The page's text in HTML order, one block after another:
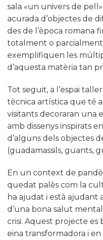
sala «un univers de
acurada d’objectes de
des de l’època romana
totalment o
exemplifiquen les
d’aquesta matèria tan
Tot seguit, a l’espai
tècnica artística que té
visitants decoraran una
amb dissenys inspirats
d’alguns dels objectes
(guadamassils, guants,
En un context de
quedat palès com la
ha ajudat i està ajudant
d’una bona salut
crisi. Aquest projecte es
eina transformadora i en